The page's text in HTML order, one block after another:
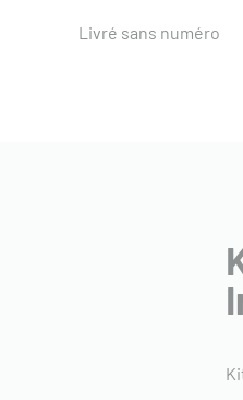
Livré sans numéro